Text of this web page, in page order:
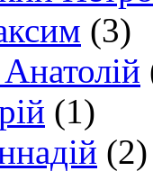
(3)
(1)
(2)